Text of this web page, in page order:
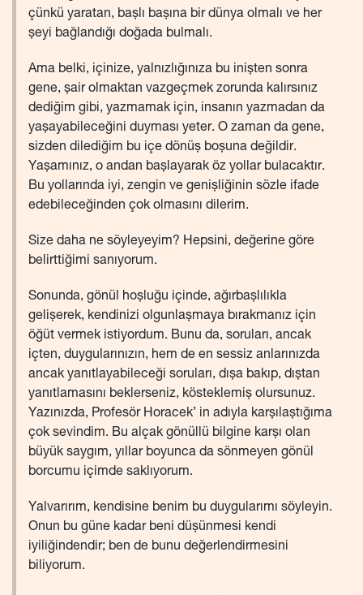
çünkü yaratan, başlı başına bir dünya olmalı ve her
şeyi bağlandığı doğada bulmalı.
Ama belki, içinize, yalnızlığınıza bu inişten sonra
gene, şair olmaktan vazgeçmek zorunda kalırsınız
dediğim gibi, yazmamak için, insanın yazmadan da
yaşayabileceğini duyması yeter. O zaman da gene,
sizden dilediğim bu içe dönüş boşuna değildir.
Yaşamınız, o andan başlayarak öz yollar bulacaktır.
Bu yollarında iyi, zengin ve genişliğinin sözle ifade
edebileceğinden çok olmasını dilerim.
Size daha ne söyleyeyim? Hepsini, değerine göre
belirttiğimi sanıyorum.
Sonunda, gönül hoşluğu içinde, ağırbaşlılıkla
gelişerek, kendinizi olgunlaşmaya bırakmanız için
öğüt vermek istiyordum. Bunu da, soruları, ancak
içten, duygularınızın, hem de en sessiz anlarınızda
ancak yanıtlayabileceği soruları, dışa bakıp, dıştan
yanıtlamasını beklerseniz, kösteklemiş olursunuz.
Yazınızda, Profesör Horacek’ in adıyla karşılaştığıma
çok sevindim. Bu alçak gönüllü bilgine karşı olan
büyük saygım, yıllar boyunca da sönmeyen gönül
borcumu içimde saklıyorum.
Yalvarırım, kendisine benim bu duygularımı söyleyin.
Onun bu güne kadar beni düşünmesi kendi
iyiliğindendir; ben de bunu değerlendirmesini
biliyorum.